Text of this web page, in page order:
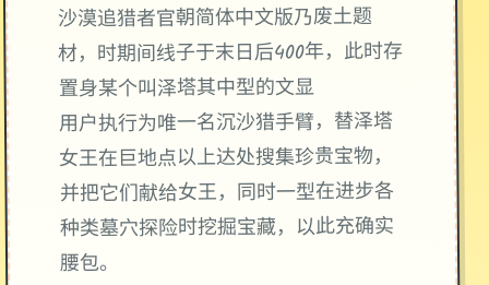
沙漠追猎者官朝简体中文版乃废土题
材，时期间线子于末日后400年，此时存
置身某个叫泽塔其中型的文显
用户执行为唯一名沉沙猎手臂，替泽塔
女王在巨地点以上达处搜集珍贵宝物，
并把它们献给女王，同时一型在进步各
种类墓穴探险时挖掘宝藏，以此充确实
腰包。